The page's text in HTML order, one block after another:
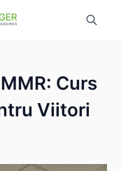
Curs
Viitori